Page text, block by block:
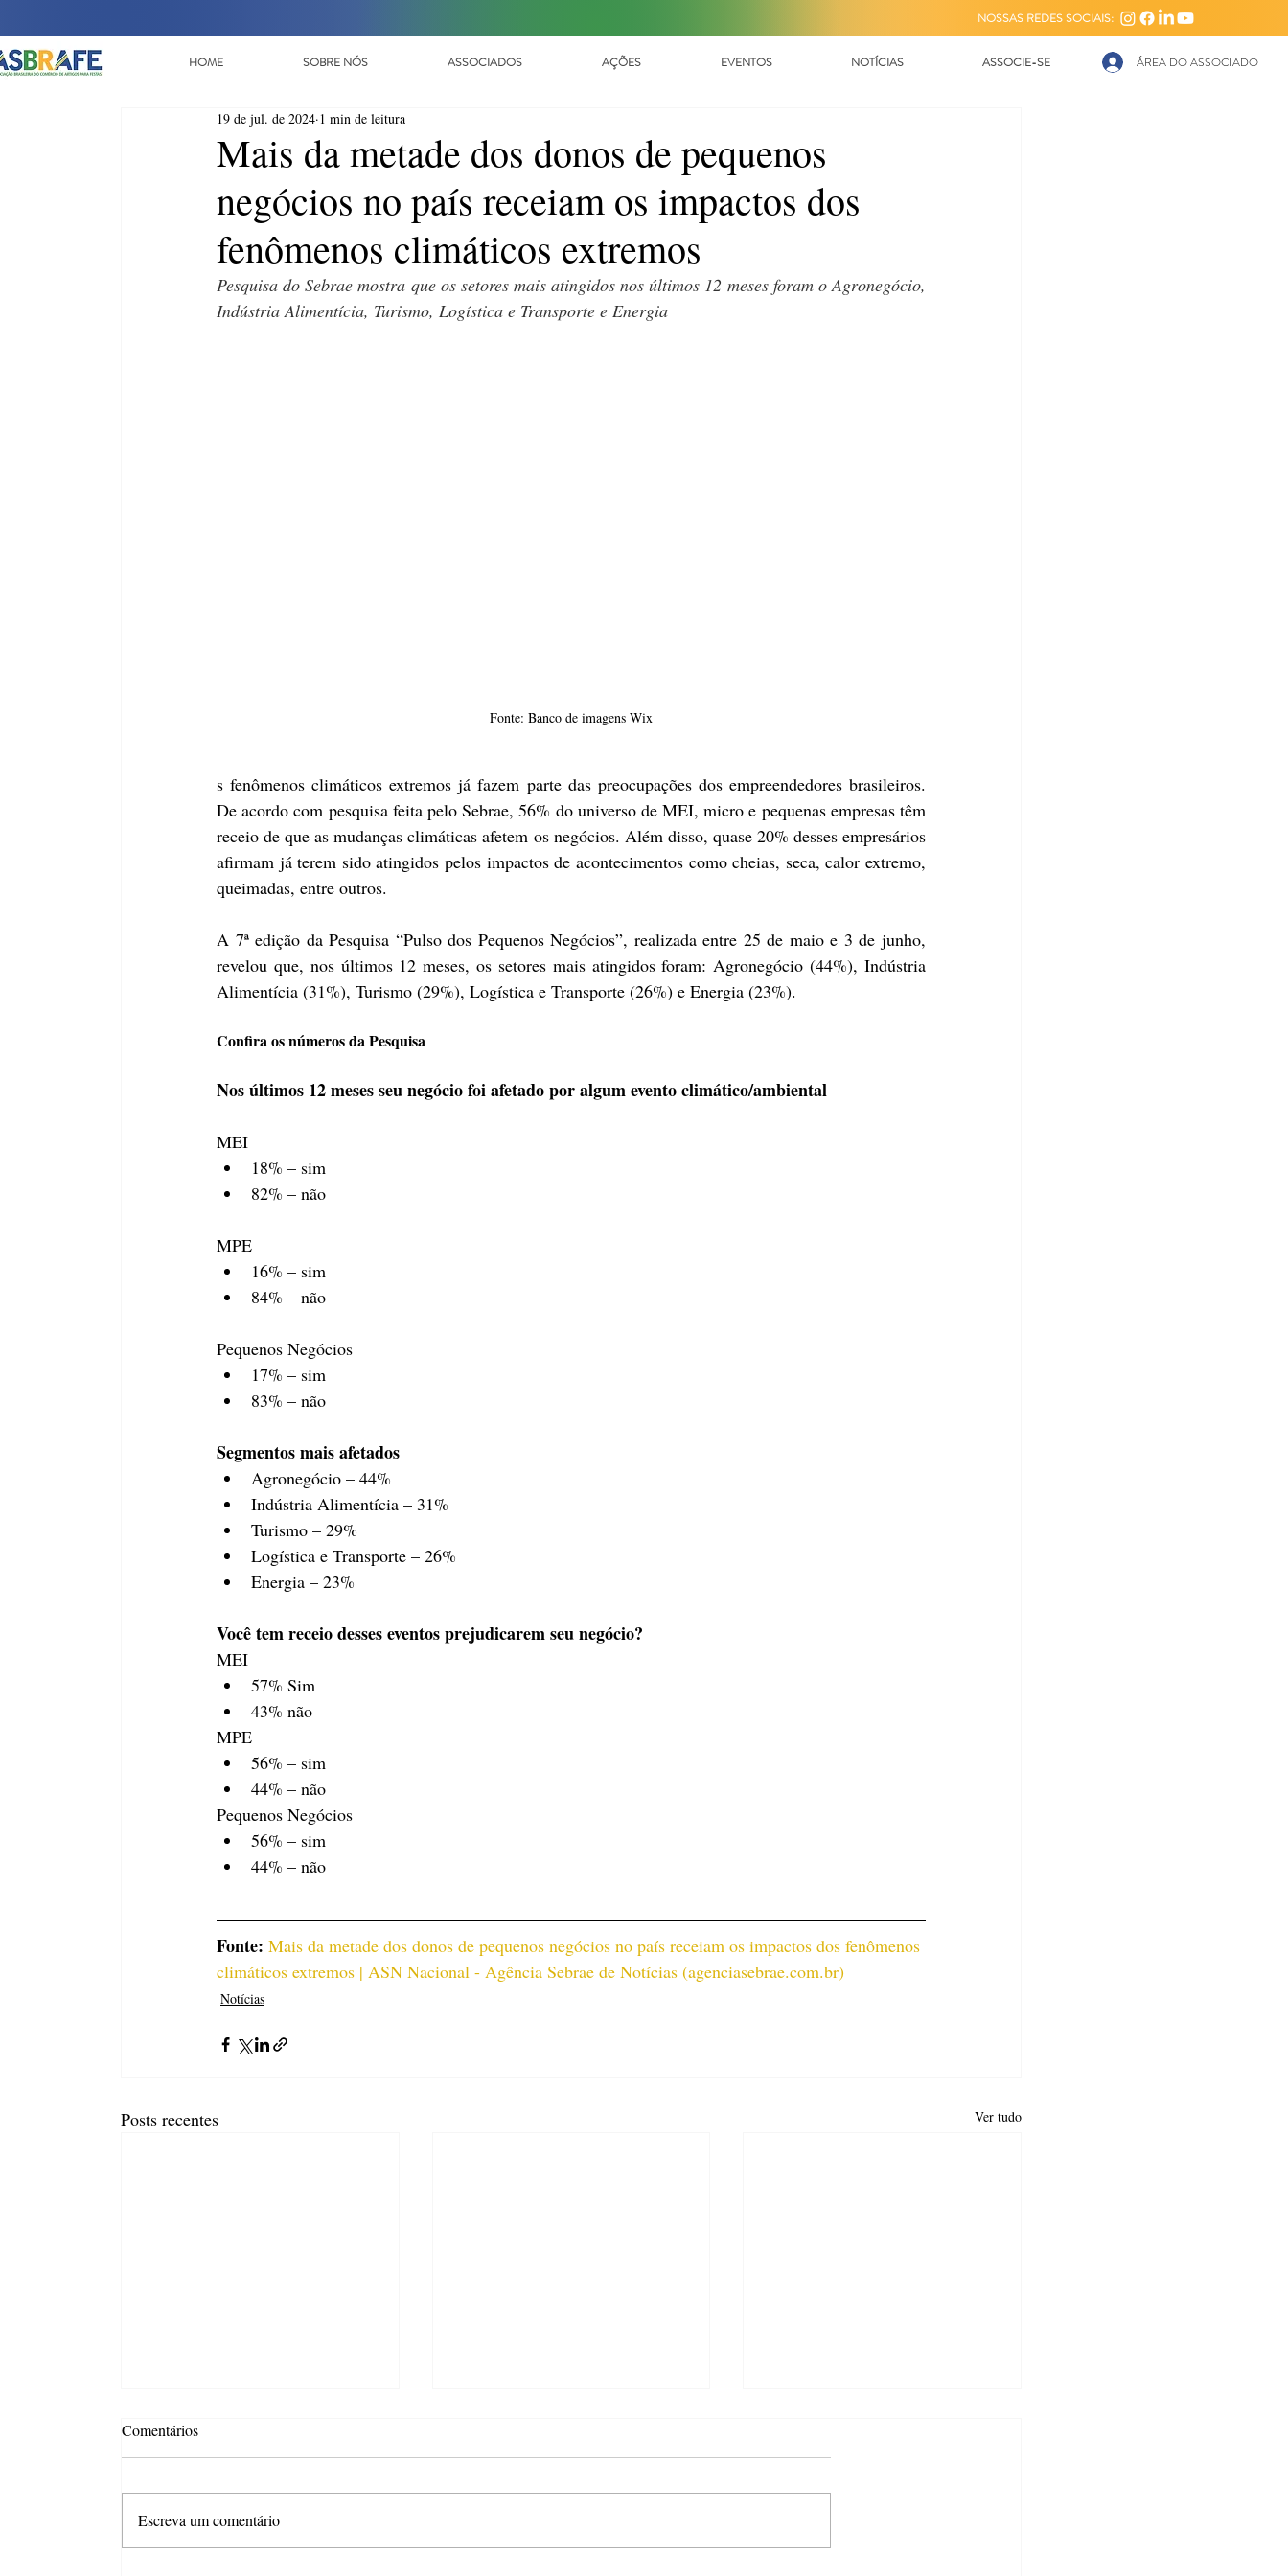
NOSSAS REDES SOCIAIS:
HOME SOBRE NÓS ASSOCIADOS AÇÕES EVENTOS NOTÍCIAS ASSOCIE-SE ÁREA DO ASSOCIADO
Mais da metade dos donos de pequenos
negócios no país receiam os impactos dos
fenômenos climáticos extremos
19 de jul. de 2024 1 min de leitura
Pesquisa do Sebrae mostra que os setores mais atingidos nos últimos 12 meses foram o Agronegócio,
Indústria Alimentícia, Turismo, Logística e Transporte e Energia
Fonte: Banco de imagens Wix
s fenômenos climáticos extremos já fazem parte das preocupações dos empreendedores brasileiros.
De acordo com pesquisa feita pelo Sebrae, 56% do universo de MEI, micro e pequenas empresas têm
receio de que as mudanças climáticas afetem os negócios. Além disso, quase 20% desses empresários
afirmam já terem sido atingidos pelos impactos de acontecimentos como cheias, seca, calor extremo,
queimadas, entre outros.
A 7ª edição da Pesquisa “Pulso dos Pequenos Negócios”, realizada entre 25 de maio e 3 de junho,
revelou que, nos últimos 12 meses, os setores mais atingidos foram: Agronegócio (44%), Indústria
Alimentícia (31%), Turismo (29%), Logística e Transporte (26%) e Energia (23%).
Confira os números da Pesquisa
Nos últimos 12 meses seu negócio foi afetado por algum evento climático/ambiental
MEI
18% – sim
82% – não
MPE
16% – sim
84% – não
Pequenos Negócios
17% – sim
83% – não
Segmentos mais afetados
Agronegócio – 44%
Indústria Alimentícia – 31%
Turismo – 29%
Logística e Transporte – 26%
Energia – 23%
Você tem receio desses eventos prejudicarem seu negócio?
MEI
57% Sim
43% não
MPE
56% – sim
44% – não
Pequenos Negócios
56% – sim
44% – não
Fonte: Mais da metade dos donos de pequenos negócios no país receiam os impactos dos fenômenos
climáticos extremos | ASN Nacional - Agência Sebrae de Notícias (agenciasebrae.com.br)
Notícias
Posts recentes Ver tudo
Comentários
Escreva um comentário